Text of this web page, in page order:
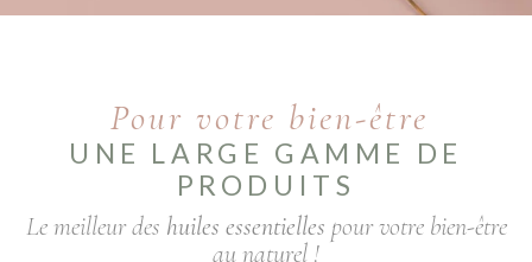
Pour votre bien-être
UNE LARGE GAMME DE
PRODUITS
Le meilleur des huiles essentielles pour votre bien-être
au naturel !